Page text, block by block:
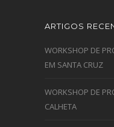
ARTIGOS
WORKSHOP DE
EM SANTA CRUZ
WORKSHOP DE
CALHETA